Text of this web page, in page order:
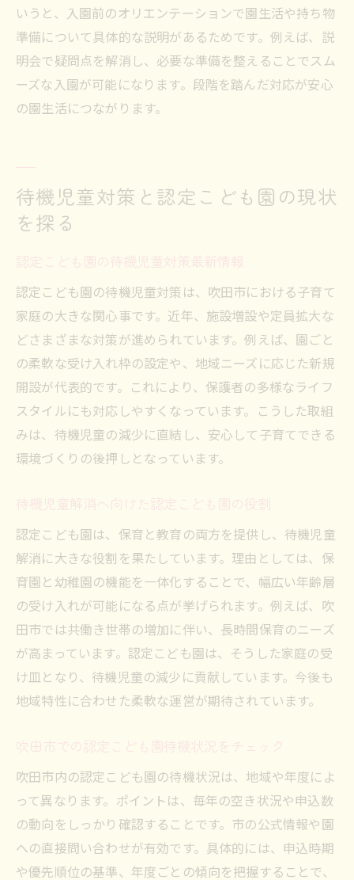
いうと、入園前のオリエンテーションで園生活や持ち物
準備について具体的な説明があるためです。例えば、説
明会で疑問点を解消し、必要な準備を整えることでスム
ーズな入園が可能になります。段階を踏んだ対応が安心
の園生活につながります。
待機児童対策と認定こども園の現状
を探る
認定こども園の待機児童対策最新情報
認定こども園の待機児童対策は、吹田市における子育て
家庭の大きな関心事です。近年、施設増設や定員拡大な
どさまざまな対策が進められています。例えば、園ごと
の柔軟な受け入れ枠の設定や、地域ニーズに応じた新規
開設が代表的です。これにより、保護者の多様なライフ
スタイルにも対応しやすくなっています。こうした取組
みは、待機児童の減少に直結し、安心して子育てできる
環境づくりの後押しとなっています。
待機児童解消へ向けた認定こども園の役割
認定こども園は、保育と教育の両方を提供し、待機児童
解消に大きな役割を果たしています。理由としては、保
育園と幼稚園の機能を一体化することで、幅広い年齢層
の受け入れが可能になる点が挙げられます。例えば、吹
田市では共働き世帯の増加に伴い、長時間保育のニーズ
が高まっています。認定こども園は、そうした家庭の受
け皿となり、待機児童の減少に貢献しています。今後も
地域特性に合わせた柔軟な運営が期待されています。
吹田市での認定こども園待機状況をチェック
吹田市内の認定こども園の待機状況は、地域や年度によ
って異なります。ポイントは、毎年の空き状況や申込数
の動向をしっかり確認することです。市の公式情報や園
への直接問い合わせが有効です。具体的には、申込時期
や優先順位の基準、年度ごとの傾向を把握することで、